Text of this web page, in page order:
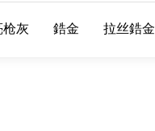
枪灰 鋯金 拉丝鋯金